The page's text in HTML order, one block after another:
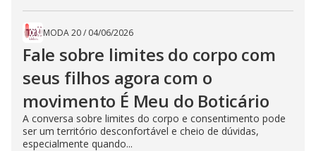
MODA 20/ 04/06/2026
Fale sobre limites do corpo com
seus filhos agora com o
movimento É Meu do Boticário
A conversa sobre limites do corpo e consentimento pode
ser um território desconfortável e cheio de dúvidas,
especialmente quando...